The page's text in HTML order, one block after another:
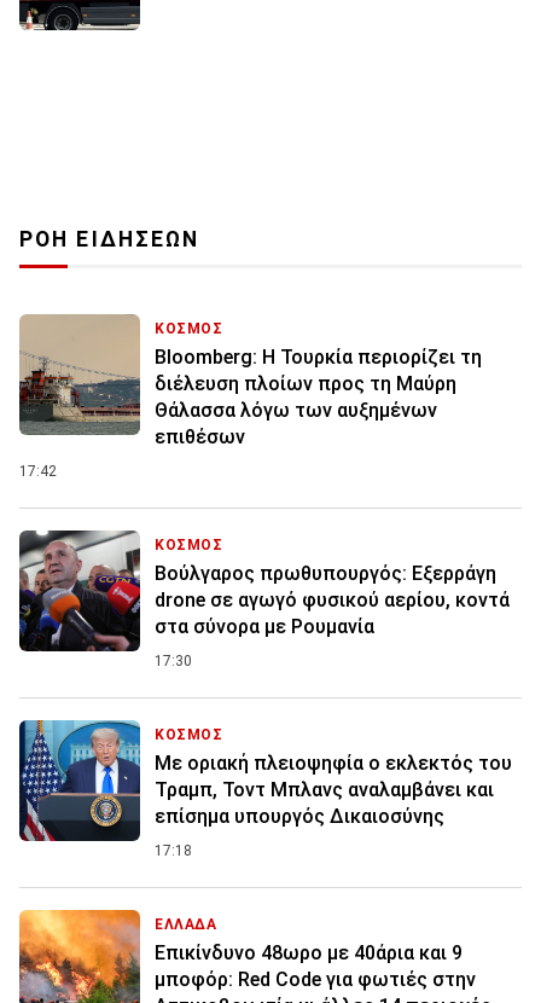
ΡΟΗ ΕΙΔΗΣΕΩΝ
ΚΟΣΜΟΣ
Bloomberg: Η Τουρκία περιορίζει τη
διέλευση πλοίων προς τη Μαύρη
Θάλασσα λόγω των αυξημένων
επιθέσων
17:42
ΚΟΣΜΟΣ
Βούλγαρος πρωθυπουργός: Εξερράγη
drone σε αγωγό φυσικού αερίου, κοντά
στα σύνορα με Ρουμανία
17:30
ΚΟΣΜΟΣ
Με οριακή πλειοψηφία ο εκλεκτός του
Τραμπ, Τοντ Μπλανς αναλαμβάνει και
επίσημα υπουργός Δικαιοσύνης
17:18
ΕΛΛΑΔΑ
Επικίνδυνο 48ωρο με 40άρια και 9
μποφόρ: Red Code για φωτιές στην